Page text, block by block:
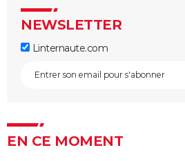
NEWSLETTER
Linternaute.com
EN CE MOMENT